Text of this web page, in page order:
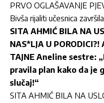
PRVO OGLAŠAVANJE
Bivša rijaliti učesnica
SITA AHMIĆ BILA NA
NAS*LJA U
TAJNE Aneline sestre:
pravila plan kako da je
slučaj!“
SITA AHMIĆ BILA NA